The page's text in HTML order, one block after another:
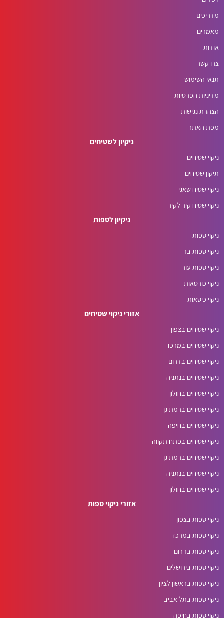
מדריכים
מאמרים
אודות
צרו קשר
תנאי השימוש
מדיניות הפרטיות
הצהרת נגישות
מפת האתר
ניקיון לשטיחים
ניקוי שטיחים
תיקון שטיחים
ניקוי שטיח שאגי
ניקוי שטיח קיר לקיר
ניקיון לספות
ניקוי ספות
ניקוי ספות בד
ניקוי ספות עור
ניקוי כורסאות
ניקוי כיסאות
אזורי ניקוי שטיחים
ניקוי שטיחים בצפון
ניקוי שטיחים במרכז
ניקוי שטיחים בדרום
ניקוי שטיחים בנתניה
ניקוי שטיחים בחולון
ניקוי שטיחים ברמת גן
ניקוי שטיחים בחיפה
ניקוי שטיחים בפתח תקווה
ניקוי שטיחים ברמת גן
ניקוי שטיחים בנתניה
ניקוי שטיחים בחולון
אזורי ניקוי ספות
ניקוי ספות בצפון
ניקוי ספות במרכז
ניקוי ספות בדרום
ניקוי ספות בירושלים
ניקוי ספות בראשון לציון
ניקוי ספות בתל אביב
ניקוי ספות בחיפה